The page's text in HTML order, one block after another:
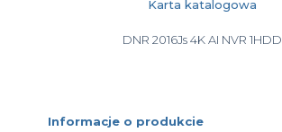
Karta katalogowa
DNR 2016Js 4K AI NVR 1HDD
Informacje o produkcie